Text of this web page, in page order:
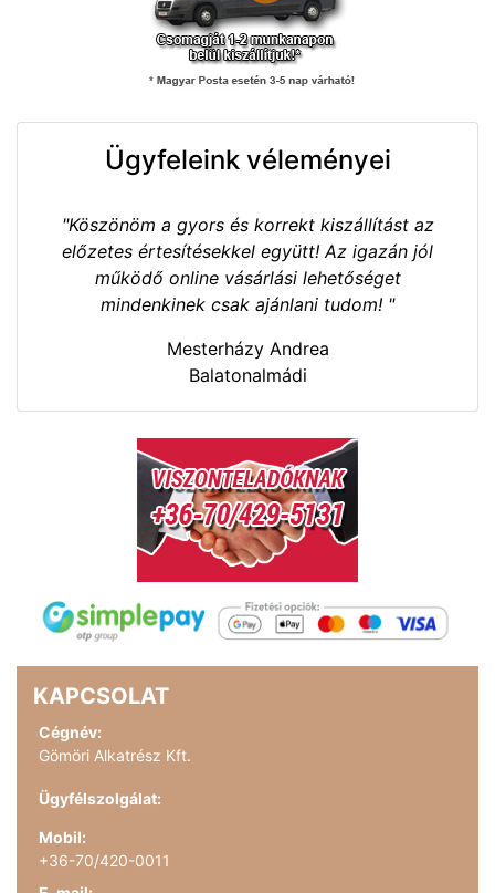
Ügyfeleink véleményei
"Köszönöm a gyors és korrekt kiszállítást az
előzetes értesítésekkel együtt! Az igazán jól
működő online vásárlási lehetőséget
mindenkinek csak ajánlani tudom! "
Mesterházy Andrea
Balatonalmádi
KAPCSOLAT
Cégnév:
Gömöri Alkatrész Kft.
Ügyfélszolgálat:
Mobil:
+36-70/420-0011